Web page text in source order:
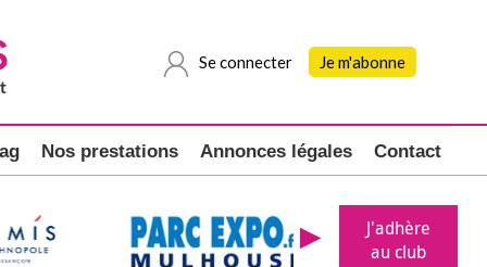
Se connecter Je m'abonne
Nos prestations Annonces légales Contact
J'adhère
au club